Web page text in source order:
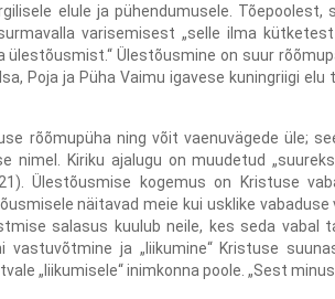
elule ja pühendumusele. Tõepoolest,
varisemisest „selle ilma
ülestõusmist.“ Ülestõusmine on suur
Poja ja Püha Vaimu igavese kuningriigi
rõõmupüha ning võit vaenuvägede üle;
nimel. Kiriku ajalugu on muudetud
Ülestõusmise kogemus on Kristuse
näitavad meie kui usklike
salasus kuulub neile, kes seda
vastuvõtmine ja „liikumine“ Kristuse
„liikumisele“ inimkonna poole. „Sest